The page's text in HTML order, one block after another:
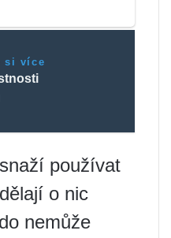
si více
používat
o nic
nemůže